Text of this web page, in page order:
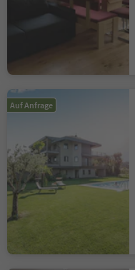
Auf Anfrage